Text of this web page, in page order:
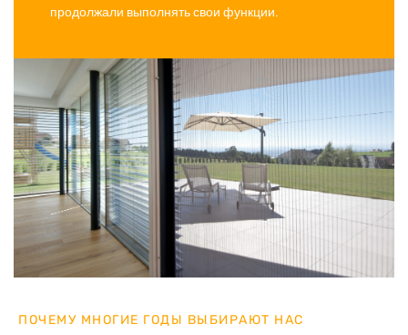
ПОЧЕМУ МНОГИЕ ГОДЫ ВЫБИРАЮТ НАС
продолжали выполнять свои функции.